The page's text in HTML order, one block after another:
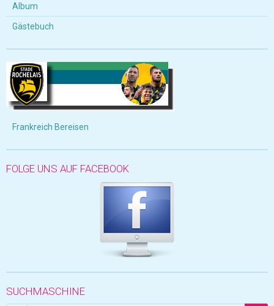
Album
Gästebuch
Frankreich Bereisen
FOLGE UNS AUF FACEBOOK
SUCHMASCHINE